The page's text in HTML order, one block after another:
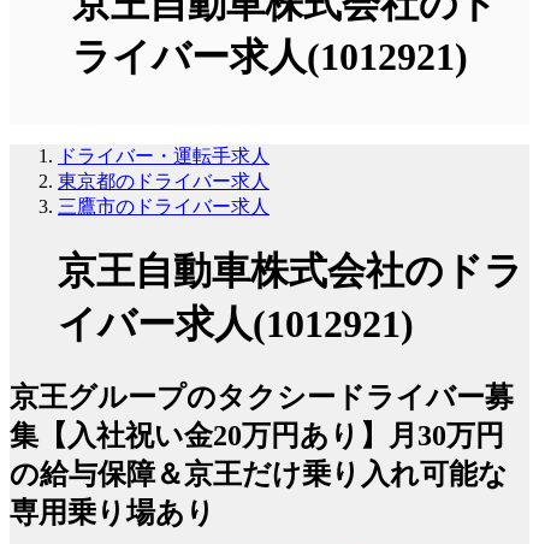
ライバー求人(1012921)
ドライバー・運転手求人
東京都のドライバー求人
三鷹市のドライバー求人
京王自動車株式会社のドラ
イバー求人(1012921)
京王グループのタクシードライバー募
集【入社祝い金20万円あり】月30万円
の給与保障＆京王だけ乗り入れ可能な
専用乗り場あり